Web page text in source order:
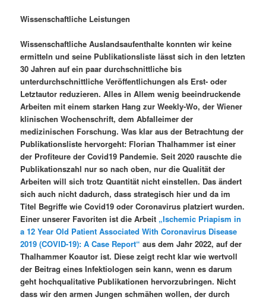
Wissenschaftliche Leistungen
Wissenschaftliche Auslandsaufenthalte konnten wir keine
ermitteln und seine Publikationsliste lässt sich in den letzten
30 Jahren auf ein paar durchschnittliche bis
unterdurchschnittliche Veröffentlichungen als Erst- oder
Letztautor reduzieren. Alles in Allem wenig beeindruckende
Arbeiten mit einem starken Hang zur Weekly-Wo, der Wiener
klinischen Wochenschrift, dem Abfalleimer der
medizinischen Forschung. Was klar aus der Betrachtung der
Publikationsliste hervorgeht: Florian Thalhammer ist einer
der Profiteure der Covid19 Pandemie. Seit 2020 rauschte die
Publikationszahl nur so nach oben, nur die Qualität der
Arbeiten will sich trotz Quantität nicht einstellen. Das ändert
sich auch nicht dadurch, dass strategisch hier und da im
Titel Begriffe wie Covid19 oder Coronavirus platziert wurden.
Einer unserer Favoriten ist die Arbeit „Ischemic Priapism in
a 12 Year Old Patient Associated With Coronavirus Disease
2019 (COVID-19): A Case Report“ aus dem Jahr 2022, auf der
Thalhammer Koautor ist. Diese zeigt recht klar wie wertvoll
der Beitrag eines Infektiologen sein kann, wenn es darum
geht hochqualitative Publikationen hervorzubringen. Nicht
dass wir den armen Jungen schmähen wollen, der durch